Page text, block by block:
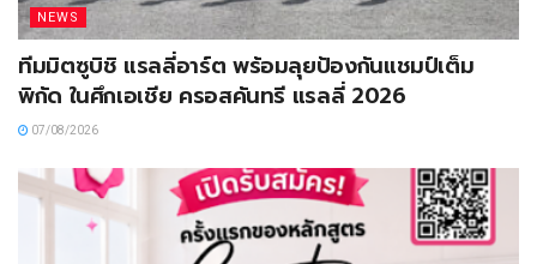
NEWS
ทีมมิตซูบิชิ แรลลี่อาร์ต พร้อมลุยป้องกันแชมป์เต็ม
พิกัด ในศึกเอเชีย ครอสคันทรี แรลลี่ 2026
07/08/2026